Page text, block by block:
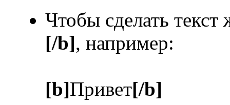
Чтобы сделать
[/b], например:
[b]Привет[/b]